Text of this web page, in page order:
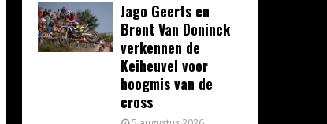
Jago Geerts en
Brent Van Doninck
verkennen de
Keiheuvel voor
hoogmis van de
cross